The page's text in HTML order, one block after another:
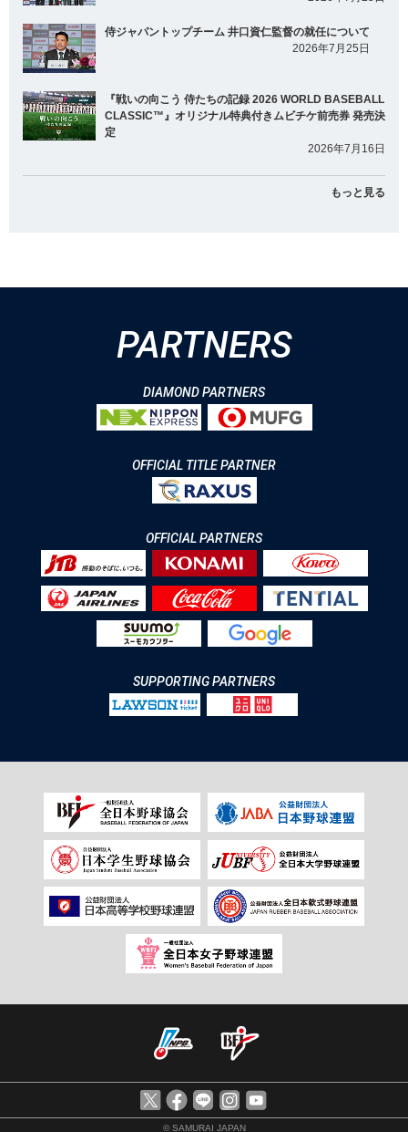
侍ジャパントップチーム 井口資仁監督の就任について
2026年7月25日
『戦いの向こう 侍たちの記録 2026 WORLD BASEBALL
CLASSIC™』オリジナル特典付きムビチケ前売券 発売決
定
2026年7月16日
もっと見る
PARTNERS
DIAMOND PARTNERS
OFFICIAL TITLE PARTNER
OFFICIAL PARTNERS
SUPPORTING PARTNERS
© SAMURAI JAPAN